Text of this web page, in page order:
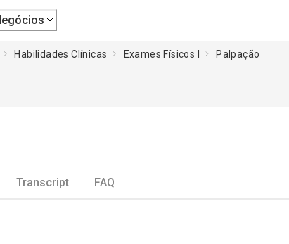
Habilidades Clínicas Exames Físicos I Palpação
Transcript FAQ